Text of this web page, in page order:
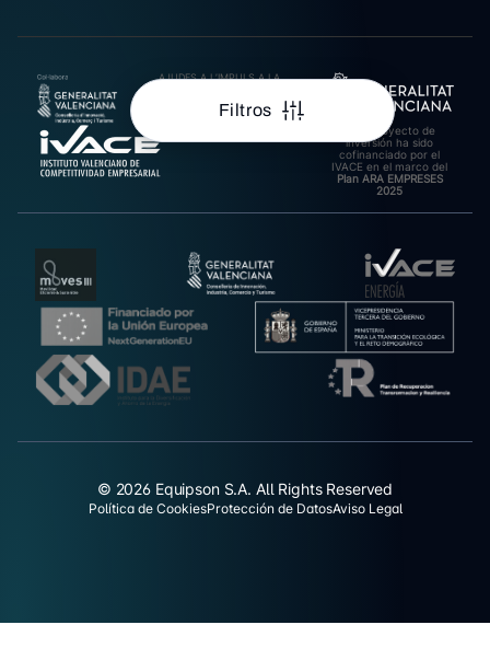
Filtros
AJUDES A L’IMPULS A LA
DE PIMES EXPORTADORES
DE LA COMUNITAT
VALENCIANA 2025.
Este proyecto de
inversión ha sido
cofinanciado por el
IVACE en el marco del
Plan ARA EMPRESES
2025
© 2026 Equipson S.A. All Rights Reserved
Política de CookiesProtección de DatosAviso Legal